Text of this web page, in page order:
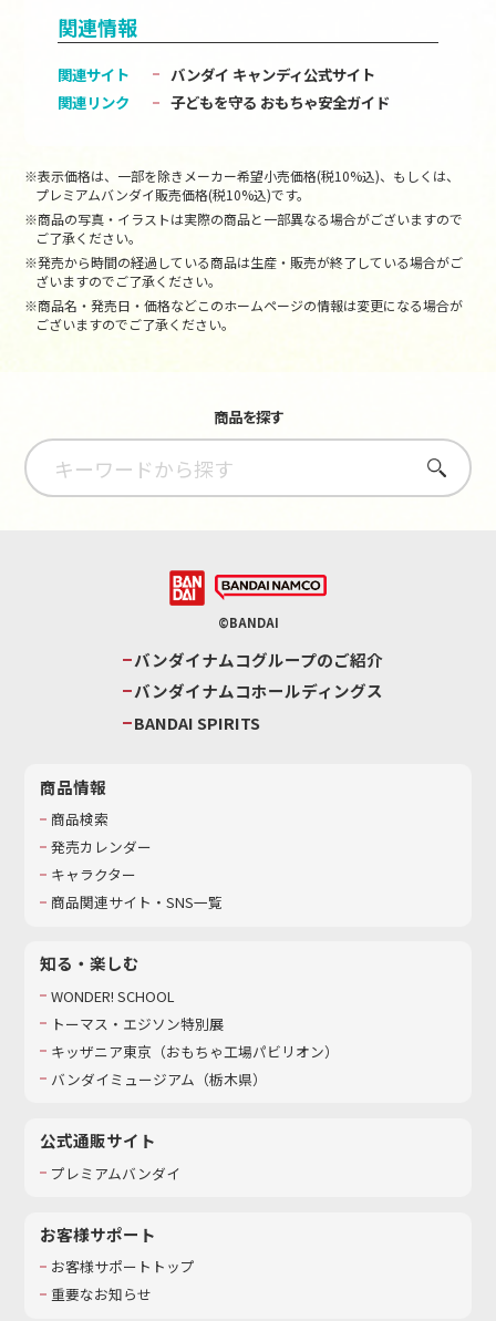
関連情報
関連サイト
バンダイ キャンディ公式サイト
関連リンク
子どもを守る おもちゃ安全ガイド
※表示価格は、一部を除きメーカー希望小売価格(税10%込)、もしくは、
プレミアムバンダイ販売価格(税10%込)です。
※商品の写真・イラストは実際の商品と一部異なる場合がございますので
ご了承ください。
※発売から時間の経過している商品は生産・販売が終了している場合がご
ざいますのでご了承ください。
※商品名・発売日・価格などこのホームページの情報は変更になる場合が
ございますのでご了承ください。
商品を探す
さがす
©BANDAI
バンダイナムコグループのご紹介
バンダイナムコホールディングス
BANDAI SPIRITS
商品情報
商品検索
発売カレンダー
キャラクター
商品関連サイト・SNS一覧
知る・楽しむ
WONDER! SCHOOL
トーマス・エジソン特別展
キッザニア東京（おもちゃ工場パビリオン）​
バンダイミュージアム（栃木県）
公式通販サイト
プレミアムバンダイ
お客様サポート
お客様サポートトップ
重要なお知らせ